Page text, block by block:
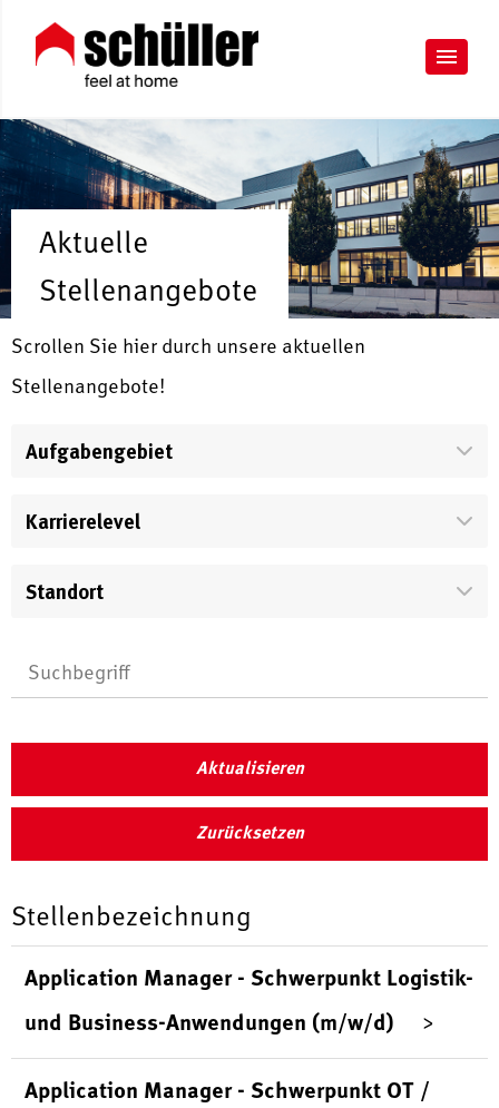
Aktuelle
Stellenangebote
Scrollen Sie hier durch unsere aktuellen
Stellenangebote!
Aufgabengebiet
Karrierelevel
Standort
Aktualisieren
Zurücksetzen
Stellenbezeichnung
Application Manager - Schwerpunkt Logistik-
und Business-Anwendungen (m/w/d)
Application Manager - Schwerpunkt OT /